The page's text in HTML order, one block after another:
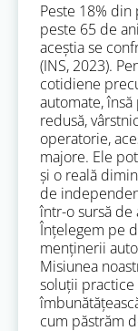
Peste 18%
peste 65 de
aceștia se
(INS, 2023).
cotidiene
automate,
redusă,
operatorie,
majore. Ele
și o reală
de
într-o sursă de
Înțelegem pe
menținerii
Misiunea
soluții practice
cum păstrăm